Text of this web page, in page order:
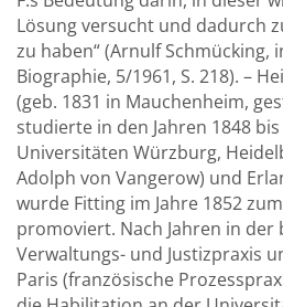
Lösung versucht und dadurch
zu haben“ (Arnulf Schmücking,
Biographie, 5/1961, S. 218). –
(geb. 1831 in Mauchenheim,
studierte in den Jahren 1848
Universitäten Würzburg,
Adolph von Vangerow) und
wurde Fitting im Jahre 1852
promoviert. Nach Jahren in der
Verwaltungs- und Justizpraxis
Paris (französische